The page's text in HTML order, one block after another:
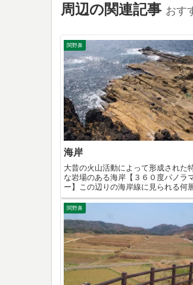
周辺の関連記事 おす
関野鼻
海岸
大昔の火山活動によって形成された
な岩場のある海岸【３６０度パノラ
ー】この辺りの海岸線に見られる何
重なり合った堆積層 海に突き出るよ
食される石灰質砂岩 火山活動で流れ
岩が冷やされ形成された節理 岩の間
花を咲...
関野鼻